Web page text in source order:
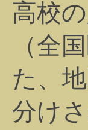
高校
（全
た、
分け